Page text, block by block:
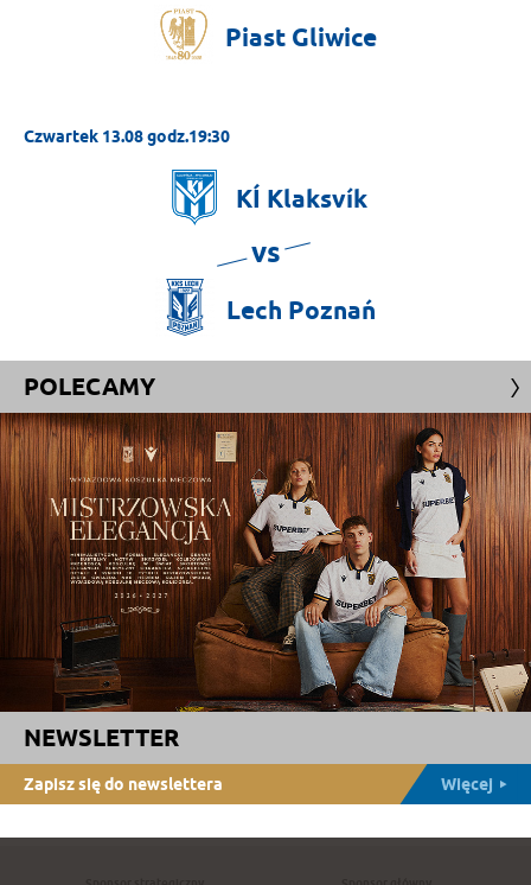
Piast Gliwice
Czwartek 13.08 godz.19:30
KÍ Klaksvík
vs
Lech Poznań
POLECAMY
NEWSLETTER
Zapisz się do newslettera Więcej